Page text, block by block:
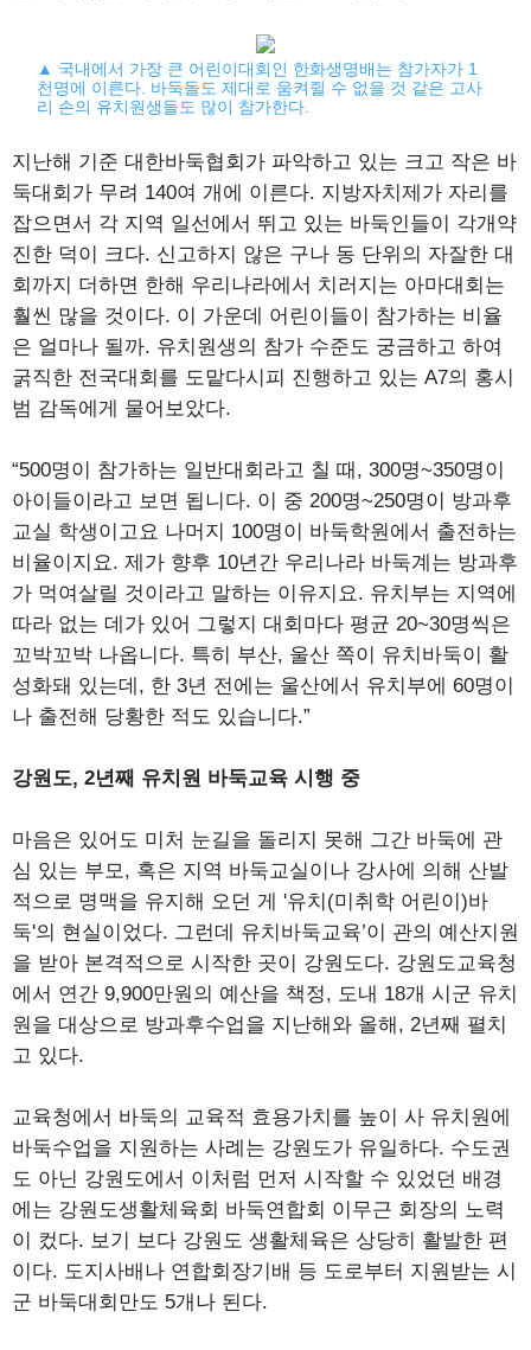
▲ 국내에서 가장 큰 어린이대회인 한화생명배는 참가자가 1
천명에 이른다. 바둑돌도 제대로 움켜쥘 수 없을 것 같은 고사
리 손의 유치원생들도 많이 참가한다.
지난해 기준 대한바둑협회가 파악하고 있는 크고 작은 바
둑대회가 무려 140여 개에 이른다. 지방자치제가 자리를
잡으면서 각 지역 일선에서 뛰고 있는 바둑인들이 각개약
진한 덕이 크다. 신고하지 않은 구나 동 단위의 자잘한 대
회까지 더하면 한해 우리나라에서 치러지는 아마대회는
훨씬 많을 것이다. 이 가운데 어린이들이 참가하는 비율
은 얼마나 될까. 유치원생의 참가 수준도 궁금하고 하여
굵직한 전국대회를 도맡다시피 진행하고 있는 A7의 홍시
범 감독에게 물어보았다.
“500명이 참가하는 일반대회라고 칠 때, 300명~350명이
아이들이라고 보면 됩니다. 이 중 200명~250명이 방과후
교실 학생이고요 나머지 100명이 바둑학원에서 출전하는
비율이지요. 제가 향후 10년간 우리나라 바둑계는 방과후
가 먹여살릴 것이라고 말하는 이유지요. 유치부는 지역에
따라 없는 데가 있어 그렇지 대회마다 평균 20~30명씩은
꼬박꼬박 나옵니다. 특히 부산, 울산 쪽이 유치바둑이 활
성화돼 있는데, 한 3년 전에는 울산에서 유치부에 60명이
나 출전해 당황한 적도 있습니다.”
강원도, 2년째 유치원 바둑교육 시행 중
마음은 있어도 미처 눈길을 돌리지 못해 그간 바둑에 관
심 있는 부모, 혹은 지역 바둑교실이나 강사에 의해 산발
적으로 명맥을 유지해 오던 게 '유치(미취학 어린이)바
둑'의 현실이었다. 그런데 유치바둑교육’이 관의 예산지원
을 받아 본격적으로 시작한 곳이 강원도다. 강원도교육청
에서 연간 9,900만원의 예산을 책정, 도내 18개 시군 유치
원을 대상으로 방과후수업을 지난해와 올해, 2년째 펼치
고 있다.
교육청에서 바둑의 교육적 효용가치를 높이 사 유치원에
바둑수업을 지원하는 사례는 강원도가 유일하다. 수도권
도 아닌 강원도에서 이처럼 먼저 시작할 수 있었던 배경
에는 강원도생활체육회 바둑연합회 이무근 회장의 노력
이 컸다. 보기 보다 강원도 생활체육은 상당히 활발한 편
이다. 도지사배나 연합회장기배 등 도로부터 지원받는 시
군 바둑대회만도 5개나 된다.